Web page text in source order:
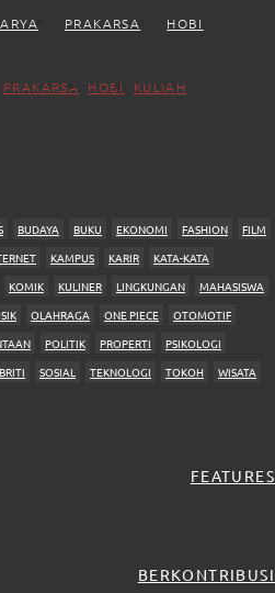
PRAKARSA
HOBI
PRAKARSA HOBI KULIAH
BUDAYA BUKU EKONOMI FASHION
FILM
KAMPUS KARIR
KATA-KATA
KOMIK KULINER LINGKUNGAN
MAHASISWA
OLAHRAGA ONE PIECE
OTOMOTIF
POLITIK PROPERTI
PSIKOLOGI
SOSIAL TEKNOLOGI TOKOH WISATA
FEATURES
BERKONTRIBUSI